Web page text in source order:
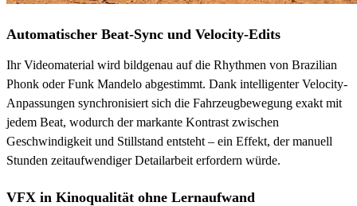
Automatischer Beat-Sync und Velocity-Edits
Ihr Videomaterial wird bildgenau auf die Rhythmen von Brazilian
Phonk oder Funk Mandelo abgestimmt. Dank intelligenter Velocity-
Anpassungen synchronisiert sich die Fahrzeugbewegung exakt mit
jedem Beat, wodurch der markante Kontrast zwischen
Geschwindigkeit und Stillstand entsteht – ein Effekt, der manuell
Stunden zeitaufwendiger Detailarbeit erfordern würde.
VFX in Kinoqualität ohne Lernaufwand